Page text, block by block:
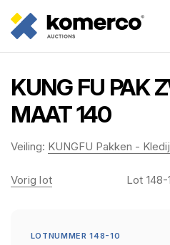
KUNG FU PAK
MAAT 140
Veiling: KUNGFU Pakken -
Vorig lot Lot 148-
LOTNUMMER 148-10